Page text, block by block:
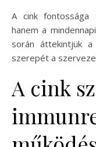
A cink fontossága
hanem a
során áttekintjük
szerepét a
A cink